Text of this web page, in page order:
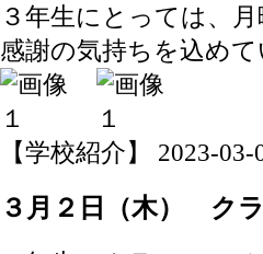
３年生にとっては、
感謝の気持ちを込め
【学校紹介】 2023-
３月２日（木） ク